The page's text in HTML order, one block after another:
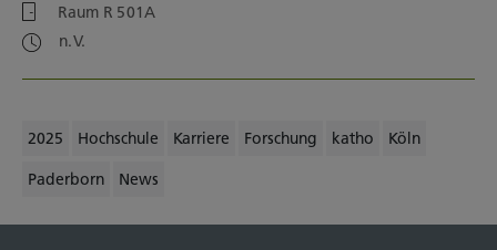
Raum R 501A
n.V.
2025 Hochschule Karriere Forschung katho Köln
Paderborn News